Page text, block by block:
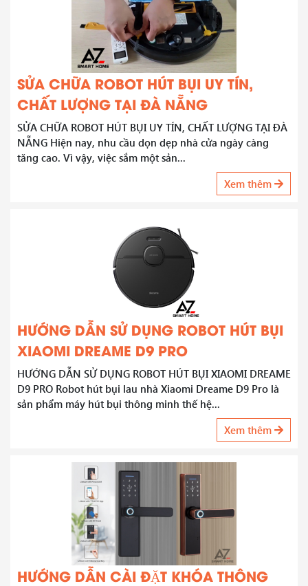
SỬA CHỮA ROBOT HÚT BỤI UY TÍN,
CHẤT LƯỢNG TẠI ĐÀ NẴNG
SỬA CHỮA ROBOT HÚT BỤI UY TÍN, CHẤT LƯỢNG TẠI ĐÀ
NẴNG Hiện nay, nhu cầu dọn dẹp nhà cửa ngày càng
tăng cao. Vì vậy, việc sắm một sản...
Xem thêm
HƯỚNG DẪN SỬ DỤNG ROBOT HÚT BỤI
XIAOMI DREAME D9 PRO
HƯỚNG DẪN SỬ DỤNG ROBOT HÚT BỤI XIAOMI DREAME
D9 PRO Robot hút bụi lau nhà Xiaomi Dreame D9 Pro là
sản phẩm máy hút bụi thông minh thế hệ...
Xem thêm
HƯỚNG DẪN CÀI ĐẶT KHÓA THÔNG